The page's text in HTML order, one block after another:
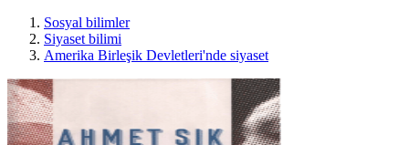
Sosyal bilimler
Siyaset bilimi
Amerika Birleşik Devletleri'nde siyaset